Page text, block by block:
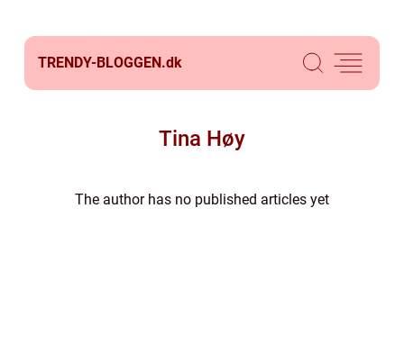
TRENDY-BLOGGEN.dk
Tina Høy
The author has no published articles yet